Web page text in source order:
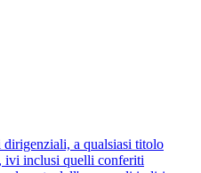
dirigenziali, a qualsiasi titolo
ivi inclusi quelli conferiti